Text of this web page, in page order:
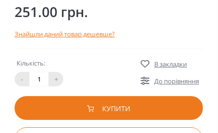
251.00 грн.
Знайшли даний товар дешевше?
Кількість:
-
+
В закладки
До порівняння
КУПИТИ